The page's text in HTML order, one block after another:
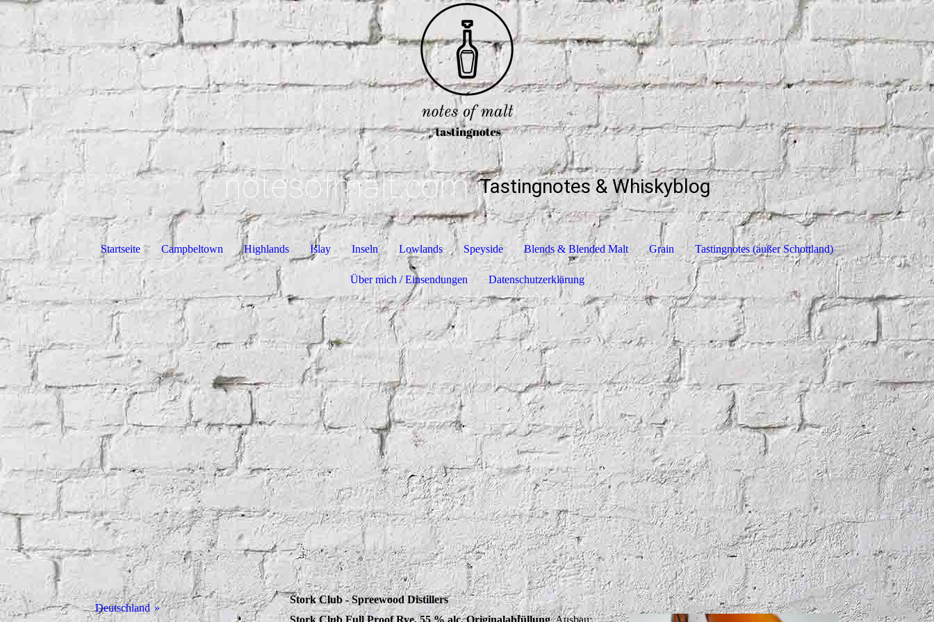
notesofmalt.com Tastingnotes & Whiskyblog
Startseite Campbeltown Highlands Islay Inseln Lowlands Speyside Blends & Blended Malt Grain Tastingnotes (außer Schottland)
Über mich / Einsendungen Datenschutzerklärung
Deutschland
Stork Club - Spreewood Distillers